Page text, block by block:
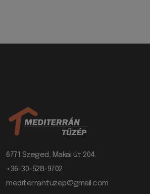
6771 Szeged, Makai út 204.
+36-30-528-9702
mediterrantuzep@gmail.com